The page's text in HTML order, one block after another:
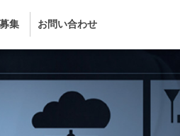
集 お問い合わせ